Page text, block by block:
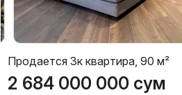
Продается 3к квартира, 90 м²
2 684 000 000 сум